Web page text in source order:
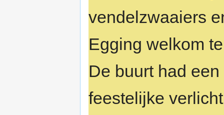
vendelzwaaiers
Egging welkom
De buurt had
feestelijke